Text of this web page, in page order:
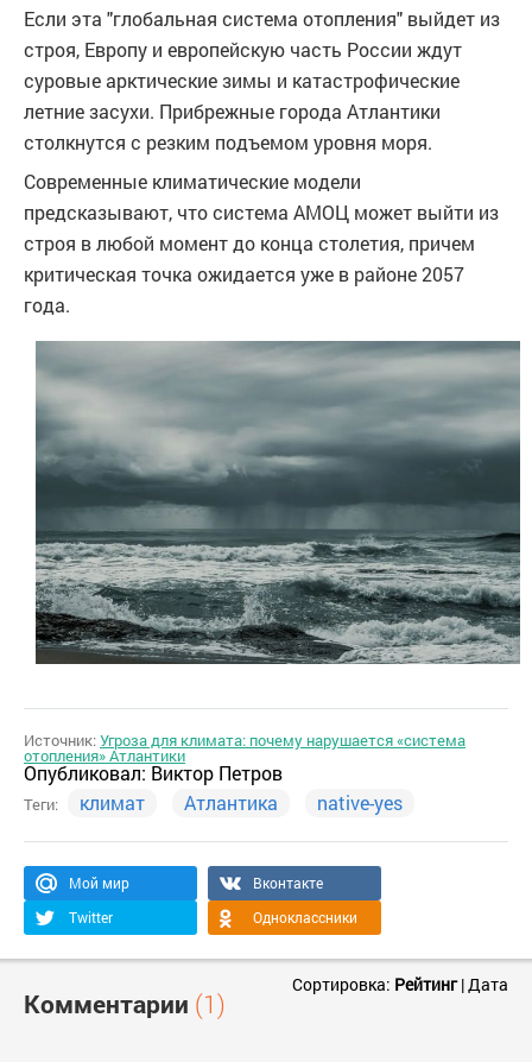
Если эта "глобальная система отопления" выйдет из
строя, Европу и европейскую часть России ждут
суровые арктические зимы и катастрофические
летние засухи. Прибрежные города Атлантики
столкнутся с резким подъемом уровня моря.
Современные климатические модели
предсказывают, что система АМОЦ может выйти из
строя в любой момент до конца столетия, причем
критическая точка ожидается уже в районе 2057
года.
Источник:Угроза для климата: почему нарушается «система
отопления» Атлантики
Опубликовал: Виктор Петров
Теги: климат Атлантика native-yes
Мой мир
Вконтакте
Twitter
Одноклассники
Комментарии (1)
Сортировка: Рейтинг|Дата